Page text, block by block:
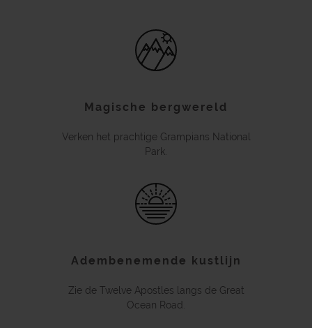
Magische bergwereld
Verken het prachtige Grampians National
Park.
Adembenemende kustlijn
Zie de Twelve Apostles langs de Great
Ocean Road.